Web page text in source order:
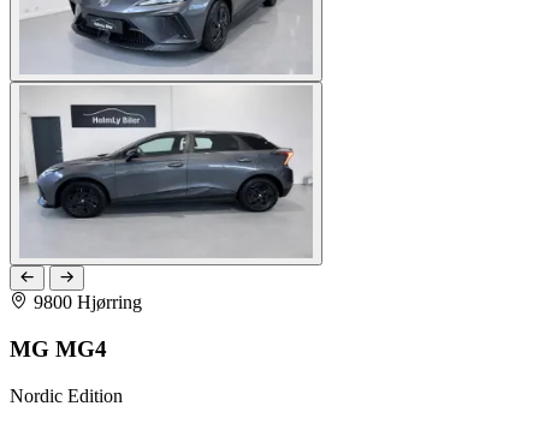
9800 Hjørring
MG MG4
Nordic Edition